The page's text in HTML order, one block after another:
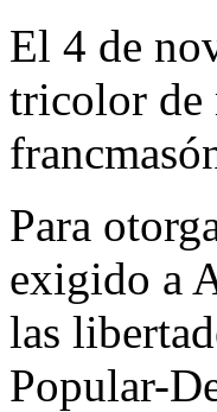
El 4 de
tricolor de
Para
exigido a
las
Popular-